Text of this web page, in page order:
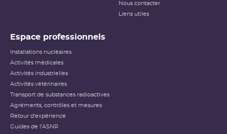
Nous contacter
Liens utiles
Espace professionnels
Installations nucléaires
Activités médicales
Activités industrielles
Activités vétérinaires
Transport de substances radioactives
Agréments, contrôles et mesures
Retour d'expérience
Guides de l'ASNR